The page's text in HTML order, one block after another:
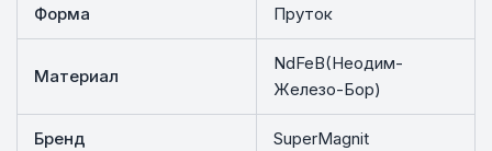
Форма Пруток
Материал
NdFeB(Неодим-
Железо-Бор)
Бренд SuperMagnit